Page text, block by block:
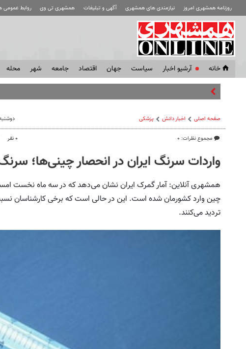
روزنامه همشهری امروز نیازمندی های همشهری آگهی و تبلیغات همشهری تی وی روابط
خانه آرشیو اخبار سياست جهان اقتصاد جامعه شهر محله
صفحه اصلی اخبار دانش پزشکی
مجموع نظرات: ۰
دوشنبه ۳۱ تیر ۱۳۹۲ -
۰ نفر
واردات سرنگ ایران در انحصار چینی‌ها؛
چین وارد کشورمان شده است. این در حالی است که برخی کارشناسان
تردید می‌کنند.
جای این پک تقویت موی جلبک توی
خرید محصول